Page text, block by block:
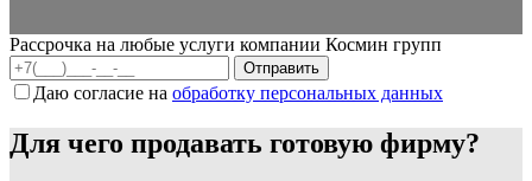
Рассрочка на любые услуги компании Космин групп
Даю согласие на обработку персональных данных
Для чего продавать готовую фирму?